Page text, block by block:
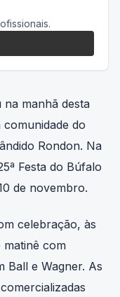
manhã desta
do
Rondon. Na
Festa do Búfalo
de novembro.
celebração, às
matinê com
Ball e Wagner. As